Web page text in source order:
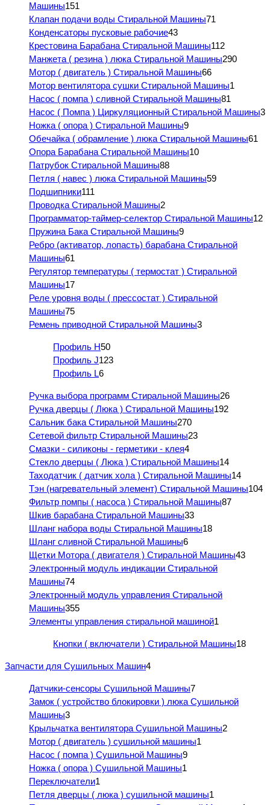
Машины151
Клапан подачи воды Стиральной Машины71
Конденсаторы пусковые рабочие43
Крестовина Барабана Стиральной Машины112
Манжета ( резина ) люка Стиральной Машины290
Мотор ( двигатель ) Стиральной Машины66
Мотор вентилятора сушки Стиральной Машины1
Насос ( помпа ) сливной Стиральной Машины81
Насос ( Помпа ) Циркуляционный Стиральной Машины3
Ножка ( опора ) Стиральной Машины9
Обечайка ( обрамление ) люка Стиральной Машины61
Опора Барабана Стиральной Машины10
Патрубок Стиральной Машины88
Петля ( навес ) люка Стиральной Машины59
Подшипники111
Проводка Стиральной Машины2
Программатор-таймер-селектор Стиральной Машины12
Пружина Бака Стиральной Машины9
Ребро (активатор, лопасть) барабана Стиральной
Машины61
Регулятор температуры ( термостат ) Стиральной
Машины17
Реле уровня воды ( прессостат ) Стиральной
Машины75
Ремень приводной Стиральной Машины3
Профиль H50
Профиль J123
Профиль L6
Ручка выбора программ Стиральной Машины26
Ручка дверцы ( Люка ) Стиральной Машины192
Сальник бака Стиральной Машины270
Сетевой фильтр Стиральной Машины23
Смазки - силиконы - герметики - клея4
Стекло дверцы ( Люка ) Стиральной Машины14
Таходатчик ( датчик хола ) Стиральной Машины14
Тэн (нагревательный элемент) Стиральной Машины104
Фильтр помпы ( насоса ) Стиральной Машины87
Шкив барабана Стиральной Машины33
Шланг набора воды Стиральной Машины18
Шланг сливной Стиральной Машины6
Щетки Мотора ( двигателя ) Стиральной Машины43
Электронный модуль индикации Стиральной
Машины74
Электронный модуль управления Стиральной
Машины355
Элементы управления стиральной машиной1
Кнопки ( включатели ) Стиральной Машины18
Запчасти для Сушильных Машин4
Датчики-сенсоры Сушильной Машины7
Замок ( устройство блокировки ) люка Сушильной
Машины3
Крыльчатка вентилятора Сушильной Машины2
Мотор ( двигатель ) сушильной машины1
Насос ( помпа ) Сушильной Машины9
Ножка ( опора ) Сушильной Машины1
Переключатели1
Петля дверцы ( люка ) сушильной машины1